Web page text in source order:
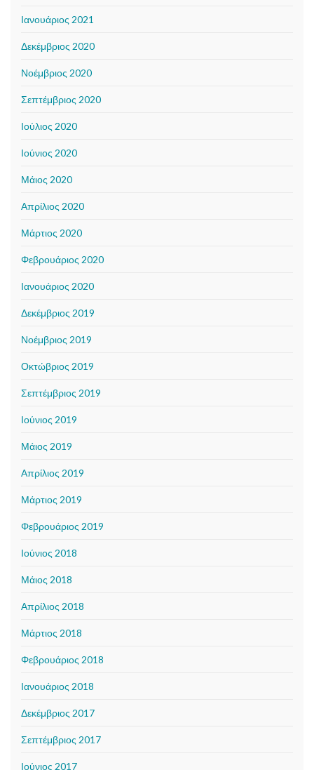
Ιανουάριος 2021
Δεκέμβριος 2020
Νοέμβριος 2020
Σεπτέμβριος 2020
Ιούλιος 2020
Ιούνιος 2020
Μάιος 2020
Απρίλιος 2020
Μάρτιος 2020
Φεβρουάριος 2020
Ιανουάριος 2020
Δεκέμβριος 2019
Νοέμβριος 2019
Οκτώβριος 2019
Σεπτέμβριος 2019
Ιούνιος 2019
Μάιος 2019
Απρίλιος 2019
Μάρτιος 2019
Φεβρουάριος 2019
Ιούνιος 2018
Μάιος 2018
Απρίλιος 2018
Μάρτιος 2018
Φεβρουάριος 2018
Ιανουάριος 2018
Δεκέμβριος 2017
Σεπτέμβριος 2017
Ιούνιος 2017